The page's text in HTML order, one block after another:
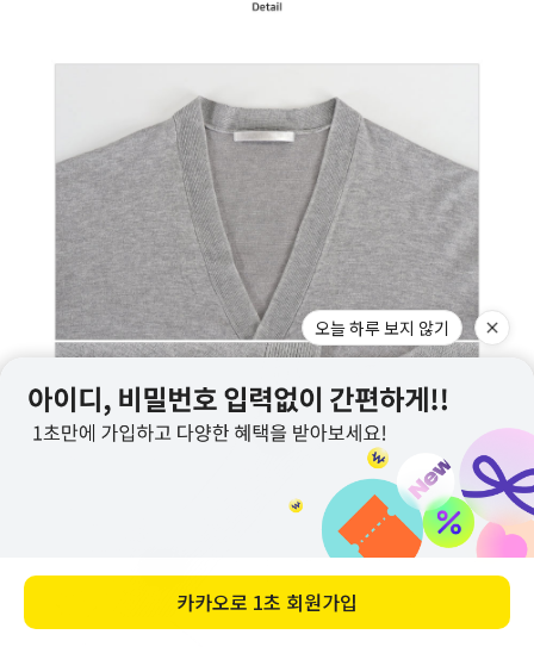
오늘 하루 보지 않기
카카오로 1초 회원가입